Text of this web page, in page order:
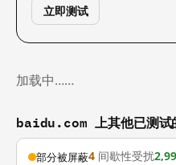
立即测试
加载中……
baidu.com 上其他已测试
部分被屏蔽4 间歇性受扰